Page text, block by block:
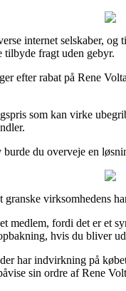
internet selskaber,
tilbyde fragt uden gebyr.
efter rabat på Rene
som kan virke
du overveje en
virksomhedens
fordi det er et
hvis du bliver
har indvirkning på
sin ordre af